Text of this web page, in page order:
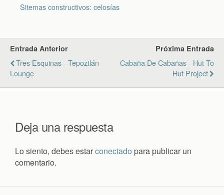
Sitemas constructivos: celosías
Entrada Anterior
Tres Esquinas - Tepoztlán
Lounge
Próxima Entrada
Cabaña De Cabañas - Hut To
Hut Project
Deja una respuesta
Lo siento, debes estarconectado para publicar un
comentario.